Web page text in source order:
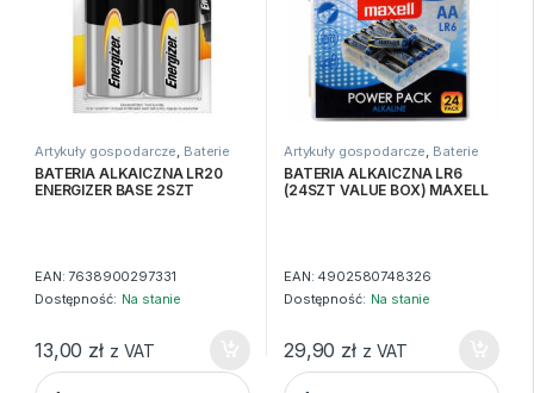
Artykuły gospodarcze, Baterie
BATERIA ALKAICZNA LR20
ENERGIZER BASE 2SZT
EAN:7638900297331
Dostępność: Na stanie
13,00 zł z VAT
BATERIA ALKAICZNA LR20 ENERGIZER BASE 2SZT quantity
Artykuły gospodarcze, Baterie
BATERIA ALKAICZNA LR6
(24SZT VALUE BOX) MAXELL
EAN: 4902580748326
Dostępność: Na stanie
29,90 zł z VAT
BATERIA ALKAICZNA LR6